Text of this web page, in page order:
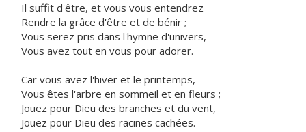
Il suffit d'être, et vous vous entendrez
Rendre la grâce d'être et de bénir ;
Vous serez pris dans l'hymne d'univers,
Vous avez tout en vous pour adorer.
Car vous avez l'hiver et le printemps,
Vous êtes l'arbre en sommeil et en fleurs ;
Jouez pour Dieu des branches et du vent,
Jouez pour Dieu des racines cachées.